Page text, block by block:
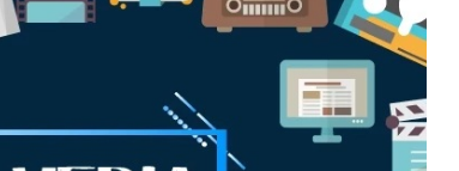
minute
Naționale al
drona explodată
noastre nu au
vehicul aerian”